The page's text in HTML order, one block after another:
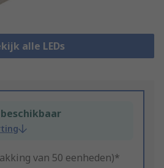
alle LEDs
van 50 eenheden)*